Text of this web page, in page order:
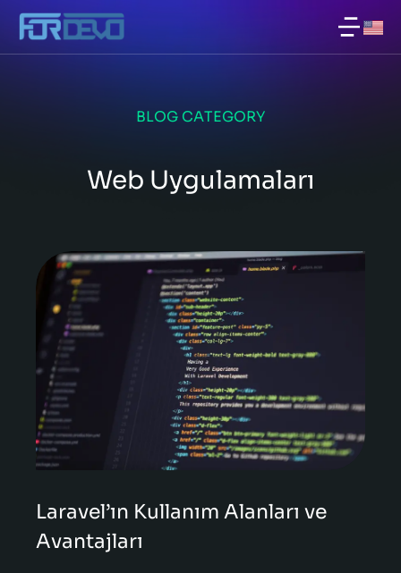
BLOG CATEGORY
Web Uygulamaları
Laravel’ın Kullanım Alanları ve
Avantajları